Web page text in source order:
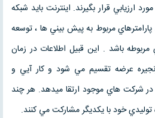
ارزيابي قرار بگيرند. اينترنت بايد شبكه
مربوط به پيش بيني ها ، توسعه
مربوطه باشد . اين قبيل اطلاعات در زمان
عرضه تقسيم مي شود و كار آيي و
در شركت هاي موجود ارتقا ميدهد. هر چند
توليدي خود با يكديگر مشاركت مي كنند.